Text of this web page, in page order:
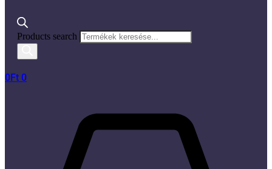
Products search
0Ft 0